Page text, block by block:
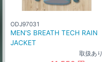
ODJ97031
MEN'S BREATH TECH RAIN
JACKET
取扱あり